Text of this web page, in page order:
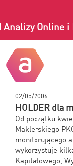
Analizy Online i
02/05/2006
HOLDER dla
Od początku
Maklerskiego
monitorującego
wykorzystuje
Kapitałowego,